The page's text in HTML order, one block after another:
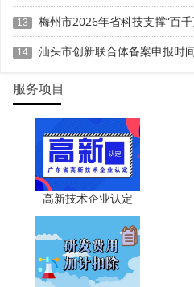
结尾
工业设计中心认定的专利审
续收紧，企业需摒弃凑专利、
建议申报前对照最新政策，
效专利、补充转化佐证、优化
命坑，提升申报通过率。同时
业设计中心从业人员珠三角地
人以上;工业设计专项研发经
500万元，粤东西北地区不低
面达标，方能顺利通过评审。
13 梅州市2026年省科技支撑“百千万工程”项
14 汕头市创新联合体备案申报时
服务项目
高新技术企业认定